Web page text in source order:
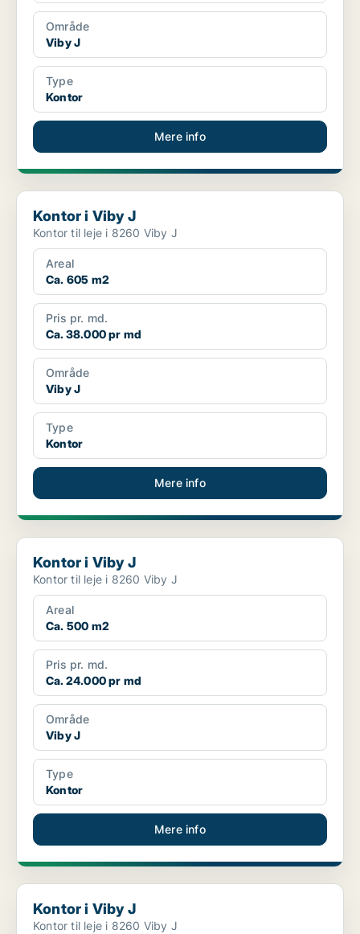
Område
Viby J
Type
Kontor
Mere info
Kontor i Viby J
Kontor i Viby J
Kontor til leje i 8260 Viby J
Areal
Ca. 605 m2
Pris pr. md.
Ca. 38.000 pr md
Område
Viby J
Type
Kontor
Mere info
Kontor i Viby J
Kontor i Viby J
Kontor til leje i 8260 Viby J
Areal
Ca. 500 m2
Pris pr. md.
Ca. 24.000 pr md
Område
Viby J
Type
Kontor
Mere info
Kontor i Viby J
Kontor i Viby J
Kontor til leje i 8260 Viby J